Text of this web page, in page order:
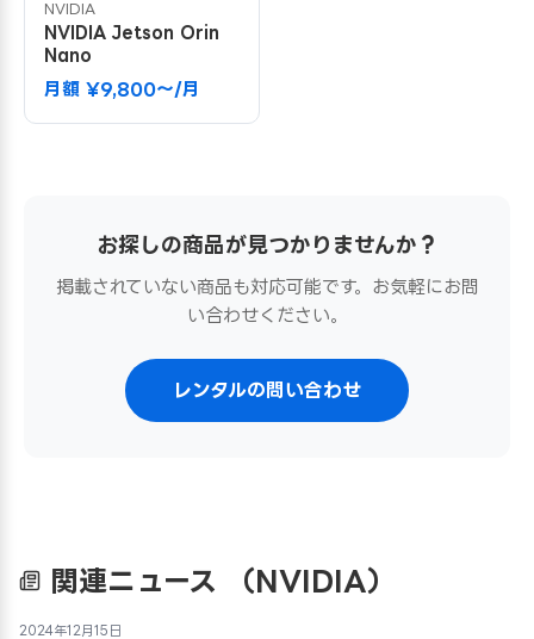
NVIDIA
NVIDIA Jetson Orin
Nano
月額 ¥9,800〜/月
お探しの商品が見つかりませんか？
掲載されていない商品も対応可能です。お気軽にお問
い合わせください。
レンタルの問い合わせ
関連ニュース （NVIDIA）
2024年12月15日